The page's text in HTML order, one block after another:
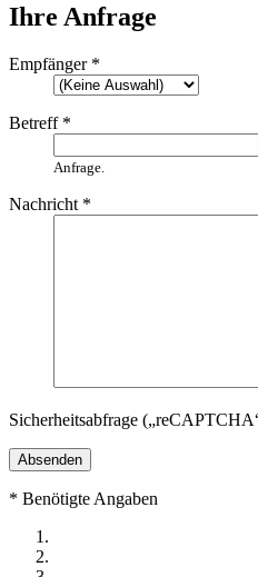
Ihre Anfrage
Empfänger *
Betreff *
Anfrage.
Nachricht *
Sicherheitsabfrage
* Benötigte Angaben